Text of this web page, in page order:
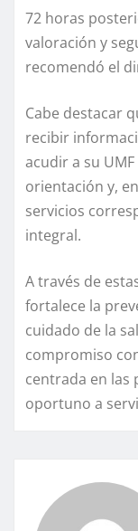
72 horas
valoración y
recomendó el
Cabe destacar
recibir
acudir a su
orientación y,
servicios
integral.
A través de
fortalece la
cuidado de la
compromiso
centrada en las
oportuno a